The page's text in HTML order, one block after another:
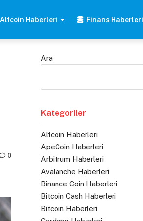
Altcoin Haberleri Finans Haberleri
0
Ara
Kategoriler
Altcoin Haberleri
ApeCoin Haberleri
Arbitrum Haberleri
Avalanche Haberleri
Binance Coin Haberleri
Bitcoin Cash Haberleri
Bitcoin Haberleri